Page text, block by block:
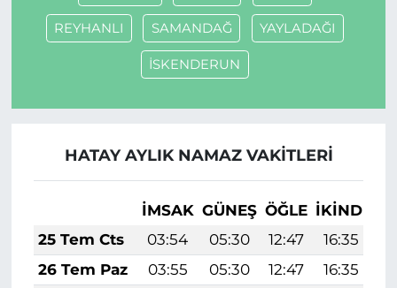
REYHANLI SAMANDAĞ YAYLADAĞI
İSKENDERUN
HATAY AYLIK NAMAZ VAKITLERI
İMSAK GÜNEŞ ÖĞLE İKINDI
25 Tem Cts
03:54 05:30 12:47 16:35
26 Tem Paz
03:55 05:30 12:47 16:35